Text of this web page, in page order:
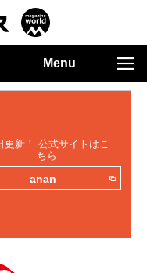
Menu
更新！ 公式サイトはこ
ちら
anan